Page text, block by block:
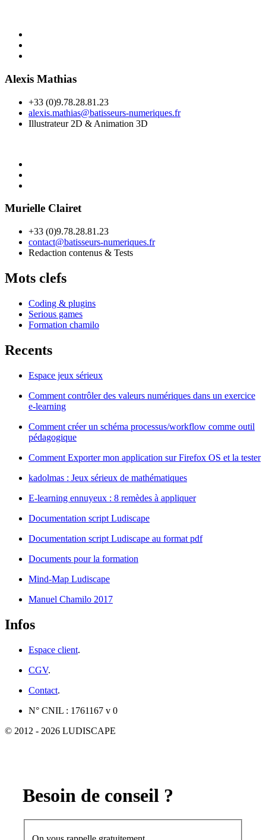
Alexis Mathias
+33 (0)9.78.28.81.23
alexis.mathias@batisseurs-numeriques.fr
Illustrateur 2D & Animation 3D
Murielle Clairet
+33 (0)9.78.28.81.23
contact@batisseurs-numeriques.fr
Redaction contenus & Tests
Mots clefs
Coding & plugins
Serious games
Formation chamilo
Recents
Espace jeux sérieux
Comment contrôler des valeurs numériques dans un exercice
e-learning
Comment créer un schéma processus/workflow comme outil
pédagogique
Comment Exporter mon application sur Firefox OS et la tester
kadolmas : Jeux sérieux de mathématiques
E-learning ennuyeux : 8 remèdes à appliquer
Documentation script Ludiscape
Documentation script Ludiscape au format pdf
Documents pour la formation
Mind-Map Ludiscape
Manuel Chamilo 2017
Infos
Espace client.
CGV.
Contact.
N° CNIL : 1761167 v 0
© 2012 - 2026 LUDISCAPE
Besoin de conseil ?